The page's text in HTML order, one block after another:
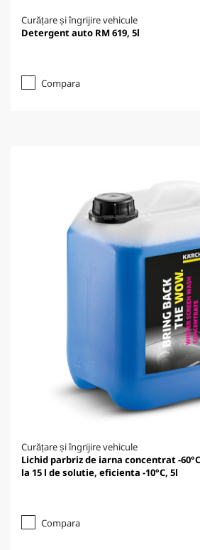
Curățare și îngrijire vehicule
Detergent auto RM 619, 5l
Compara
Curățare și îngrijire vehicule
Lichid parbriz de iarna concentrat -
la 15 l de solutie, eficienta -10°C, 5l
Compara